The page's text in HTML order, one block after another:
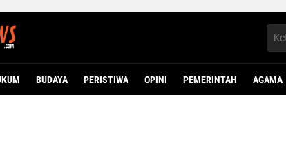
BUDAYA PERISTIWA OPINI PEMERINTAH AGAMA